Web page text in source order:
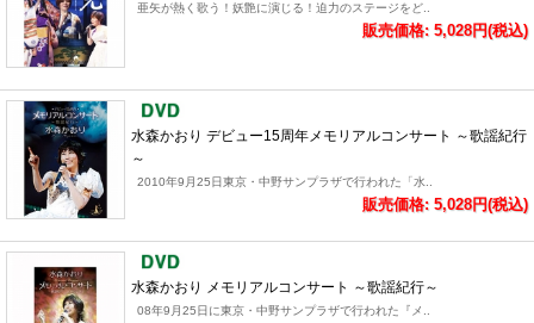
亜矢が熱く歌う！妖艶に演じる！迫力のステージをど..
販売価格: 5,028円(税込)
水森かおり デビュー15周年メモリアルコンサート ～歌謡紀行
～
2010年9月25日東京・中野サンプラザで行われた「水..
販売価格: 5,028円(税込)
水森かおり メモリアルコンサート ～歌謡紀行～
08年9月25日に東京・中野サンプラザで行われた『メ..